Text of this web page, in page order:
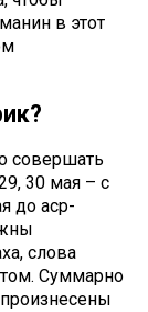
в этот
совершать
30 мая – с
до аср-
слова
Суммарно